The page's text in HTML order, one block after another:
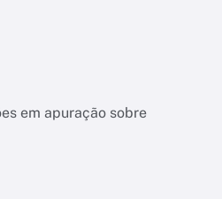
em apuração sobre